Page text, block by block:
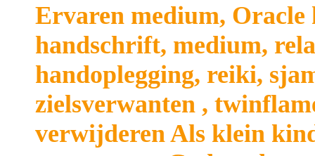
Ervaren medium, Oracle
handschrift, medium,
handoplegging, reiki,
zielsverwanten ,
verwijderen Als klein